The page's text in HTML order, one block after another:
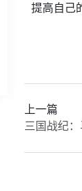
提高自己
上一篇
三国战纪